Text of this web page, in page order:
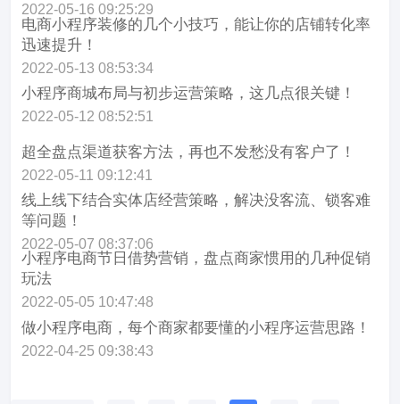
2022-05-16 09:25:29
电商小程序装修的几个小技巧，能让你的店铺转化率
迅速提升！
2022-05-13 08:53:34
小程序商城布局与初步运营策略，这几点很关键！
2022-05-12 08:52:51
超全盘点渠道获客方法，再也不发愁没有客户了！
2022-05-11 09:12:41
线上线下结合实体店经营策略，解决没客流、锁客难
等问题！
2022-05-07 08:37:06
小程序电商节日借势营销，盘点商家惯用的几种促销
玩法
2022-05-05 10:47:48
做小程序电商，每个商家都要懂的小程序运营思路！
2022-04-25 09:38:43